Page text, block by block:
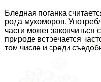
Бледная поганка
рода мухоморов.
части может
природе встречается
том числе и среди